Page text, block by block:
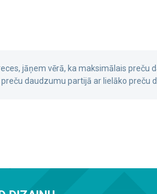
jāņem vērā, ka maksimālais preču
daudzumu partijā ar lielāko preču